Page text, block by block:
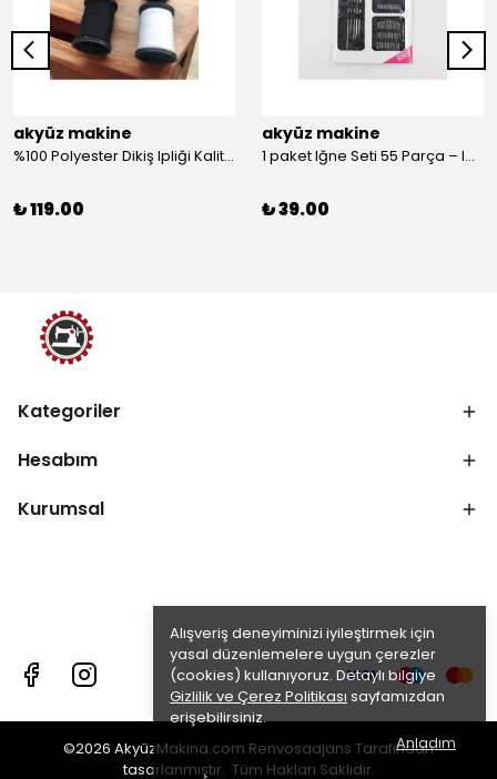
Alışveriş deneyiminizi iyileştirmek için
yasal düzenlemelere uygun çerezler
(cookies) kullanıyoruz. Detaylı bilgiye
Gizlilik ve Çerez Politikası sayfamızdan
erişebilirsiniz.
Anladım
akyüz makine
%100 Polyester Dikiş Ipliği Kaliteli 2 Adet Farklı Makara Ip Dikiş İpi Siyah&Beyaz 2'Li Set
₺ 119.00
akyüz makine
1 paket Iğne Seti 55 Parça – Iğne
₺ 39.00
Kategoriler
Hesabım
Kurumsal
©2026 AkyüzMakina.com Renvosaajans Tarafından
tasarlanmıştır. Tüm Hakları Saklıdır.